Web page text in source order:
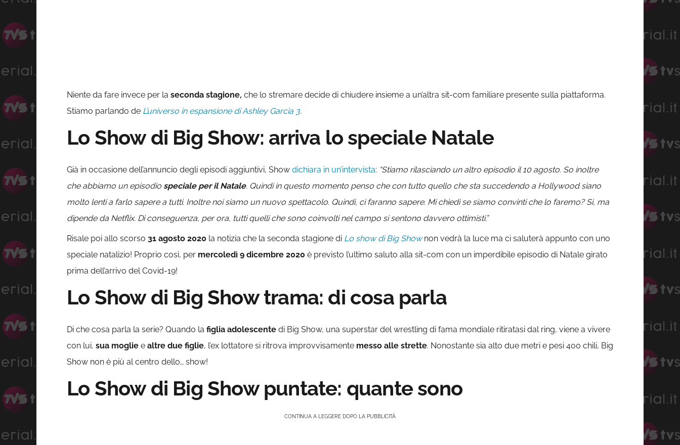
Niente da fare invece per la seconda stagione, che lo stremare decide di chiudere insieme a un’altra sit-com familiare presente sulla piattaforma.
Stiamo parlando de L’universo in espansione di Ashley Garcia 3.
Lo Show di Big Show: arriva lo speciale Natale
Già in occasione dell’annuncio degli episodi aggiuntivi, Show dichiara in un’intervista: “Stiamo rilasciando un altro episodio il 10 agosto. So inoltre
che abbiamo un episodio speciale per il Natale. Quindi in questo momento penso che con tutto quello che sta succedendo a Hollywood siano
molto lenti a farlo sapere a tutti. Inoltre noi siamo un nuovo spettacolo. Quindi, ci faranno sapere. Mi chiedi se siamo convinti che lo faremo? Sì, ma
dipende da Netflix. Di conseguenza, per ora, tutti quelli che sono coinvolti nel campo si sentono davvero ottimisti.”
Risale poi allo scorso 31 agosto 2020 la notizia che la seconda stagione di Lo show di Big Show non vedrà la luce ma ci saluterà appunto con uno
speciale natalizio! Proprio così, per mercoledì 9 dicembre 2020 è previsto l’ultimo saluto alla sit-com con un imperdibile episodio di Natale girato
prima dell’arrivo del Covid-19!
Lo Show di Big Show trama: di cosa parla
Di che cosa parla la serie? Quando la figlia adolescente di Big Show, una superstar del wrestling di fama mondiale ritiratasi dal ring, viene a vivere
con lui, sua moglie e altre due figlie, l’ex lottatore si ritrova improvvisamente messo alle strette. Nonostante sia alto due metri e pesi 400 chili, Big
Show non è più al centro dello… show!
Lo Show di Big Show puntate: quante sono
CONTINUA A LEGGERE DOPO LA PUBBLICITÀ